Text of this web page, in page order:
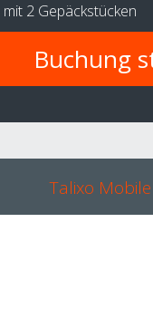
mit 2 Gepäckstücken
Talixo Mobile